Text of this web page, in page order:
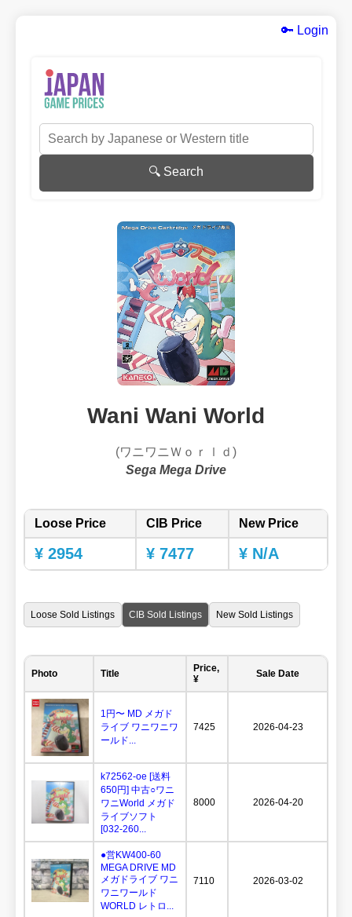
🔑 Login
🔍 Search
Wani Wani World
(ワニワニＷｏｒｌｄ)
Sega Mega Drive
Loose Price CIB Price New Price
¥ 2954 ¥ 7477 ¥ N/A
Loose Sold Listings CIB Sold Listings New Sold Listings
Photo Title
Price,
¥
Sale Date
1円〜 MD メガド
ライブ ワニワニワ
ールド...
7425 2026-04-23
k72562-oe [送料
650円] 中古○ワニ
ワニWorld メガド
ライブソフト
[032-260...
8000 2026-04-20
●営KW400-60
MEGA DRIVE MD
メガドライブ ワニ
ワニワールド
WORLD レトロ...
7110 2026-03-02